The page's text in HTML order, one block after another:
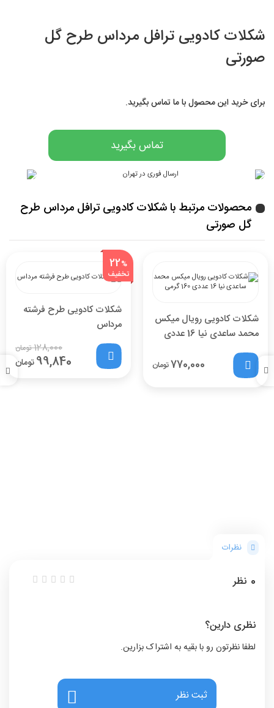
شکلات کادویی ترافل مرداس طرح گل
صورتی
برای خرید این محصول با ما تماس بگیرید.
تماس بگیرید
محصولات مرتبط با شکلات کادویی ترافل مرداس طرح
گل صورتی
شکلات کادویی رویال میکس
محمد ساعدی نیا 16 عددی
160 گرمی
770,000تومان
شکلات کادویی طرح فرشته
مرداس
128,000تومان
99,840تومان
%
22
تخفیف
نظرات
0 نظر
نظری دارین؟
لطفا نظرتون رو با بقیه به اشتراک بزارین.
ثبت نظر